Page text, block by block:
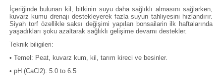
İçeriğinde bulunan kil, bitkinin suyu daha sağlıklı almasını sağlarken,
kuvarz kumu drenajı destekleyerek fazla suyun tahliyesini hızlandırır.
Siyah torf özellikle saksı değişimi yapılan bonsailarin ilk haftalarında
yaşadıkları şoku azaltarak sağlıklı gelişime devamı destekler.
Teknik biligileri:
• Temel: Peat, kuvarz kum, kil, tarım kireci ve besinler.
• pH (CaCl2): 5.0 to 6.5